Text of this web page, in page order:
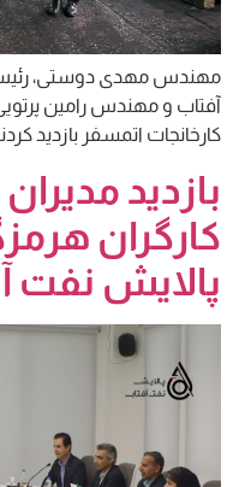
مهندس مهدی دوستی،
آفتاب و مهندس رامین
کارخانجات اتمسفر بازدید
بازدید
کارگران
پالایش نفت